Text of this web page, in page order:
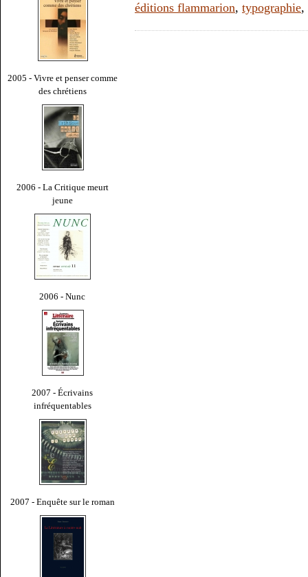
2005 - Vivre et penser comme
des chrétiens
2006 - La Critique meurt
jeune
2006 - Nunc
2007 - Écrivains
infréquentables
2007 - Enquête sur le roman
éditions flammarion, typographie,